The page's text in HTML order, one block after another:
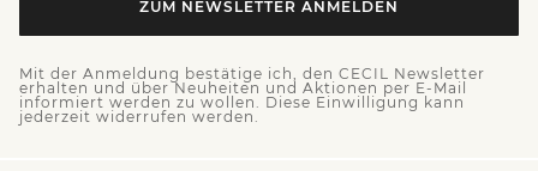
ZUM NEWSLETTER ANMELDEN
Mit der Anmeldung bestätige ich, den CECIL Newsletter
erhalten und über Neuheiten und Aktionen per E-Mail
informiert werden zu wollen. Diese Einwilligung kann
jederzeit widerrufen werden.